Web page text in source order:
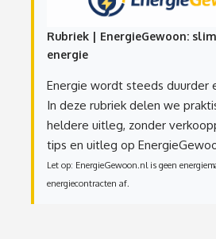
Rubriek | EnergieGewoon:
energie
Energie wordt steeds duurder
In deze rubriek delen we
heldere uitleg, zonder
tips en uitleg op
Let op: EnergieGewoon.nl is geen
energiecontracten af.